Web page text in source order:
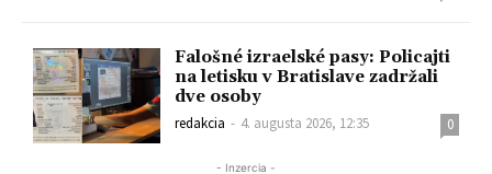
Falošné izraelské pasy: Policajti
na letisku v Bratislave zadržali
dve osoby
redakcia - 4. augusta 2026, 12:35 0
- Inzercia -